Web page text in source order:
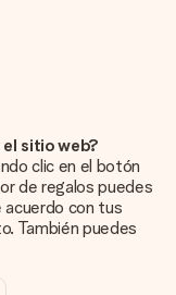
sitio web?
clic en el botón
de regalos puedes
con tus
También puedes